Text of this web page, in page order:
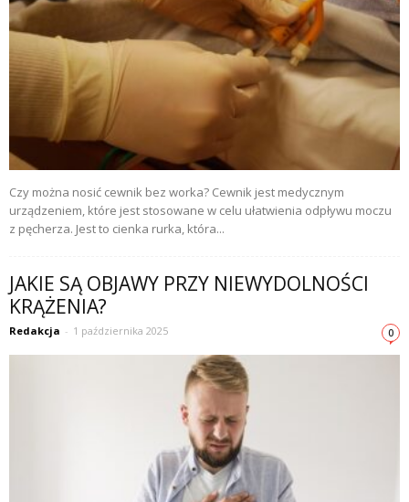
Czy można nosić cewnik bez worka? Cewnik jest medycznym
urządzeniem, które jest stosowane w celu ułatwienia odpływu moczu
z pęcherza. Jest to cienka rurka, która...
JAKIE SĄ OBJAWY PRZY NIEWYDOLNOŚCI
KRĄŻENIA?
Redakcja - 1 października 2025 0